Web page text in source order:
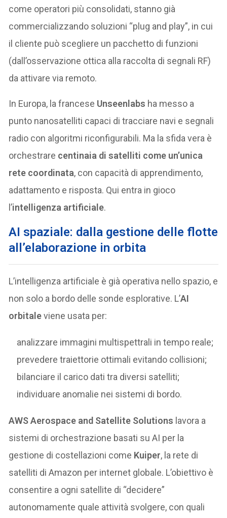
come operatori più consolidati, stanno già
commercializzando soluzioni “plug and play”, in cui
il cliente può scegliere un pacchetto di funzioni
(dall’osservazione ottica alla raccolta di segnali RF)
da attivare via remoto.
In Europa, la francese Unseenlabs ha messo a
punto nanosatelliti capaci di tracciare navi e segnali
radio con algoritmi riconfigurabili. Ma la sfida vera è
orchestrare centinaia di satelliti come un’unica
rete coordinata, con capacità di apprendimento,
adattamento e risposta. Qui entra in gioco
l’intelligenza artificiale.
AI spaziale: dalla gestione delle flotte
all’elaborazione in orbita
L’intelligenza artificiale è già operativa nello spazio, e
non solo a bordo delle sonde esplorative. L’AI
orbitaleviene usata per:
analizzare immagini multispettrali in tempo reale;
prevedere traiettorie ottimali evitando collisioni;
bilanciare il carico dati tra diversi satelliti;
individuare anomalie nei sistemi di bordo.
AWS Aerospace and Satellite Solutions lavora a
sistemi di orchestrazione basati su AI per la
gestione di costellazioni come Kuiper, la rete di
satelliti di Amazon per internet globale. L’obiettivo è
consentire a ogni satellite di “decidere”
autonomamente quale attività svolgere, con quali